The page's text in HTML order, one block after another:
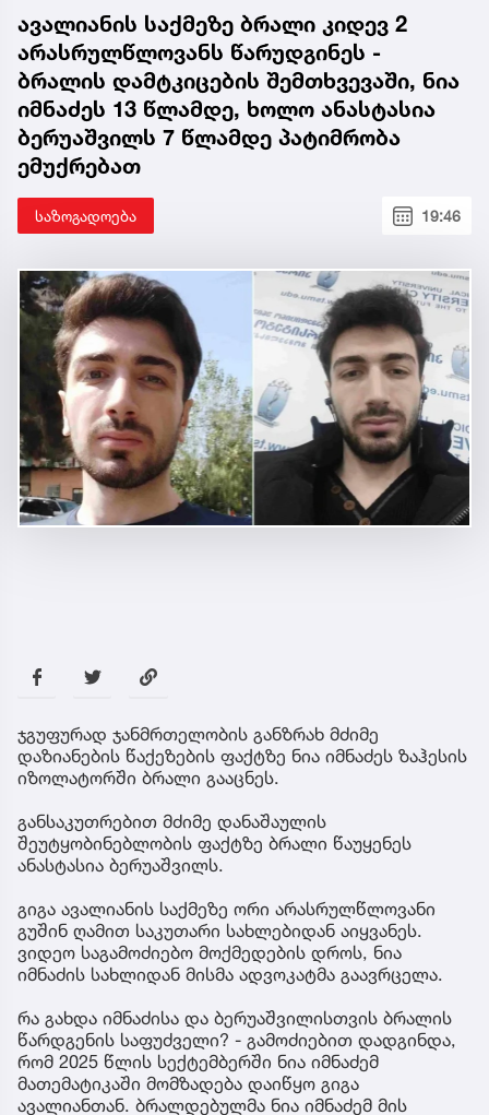
ავალიანის საქმეზე ბრალი კიდევ 2
არასრულწლოვანს წარუდგინეს -
ბრალის დამტკიცების შემთხვევაში, ნია
იმნაძეს 13 წლამდე, ხოლო ანასტასია
ბერუაშვილს 7 წლამდე პატიმრობა
ემუქრებათ
საზოგადოება 19:46
ჯგუფურად ჯანმრთელობის განზრახ მძიმე
დაზიანების წაქეზების ფაქტზე ნია იმნაძეს ზაჰესის
იზოლატორში ბრალი გააცნეს.
განსაკუთრებით მძიმე დანაშაულის
შეუტყობინებლობის ფაქტზე ბრალი წაუყენეს
ანასტასია ბერუაშვილს.
გიგა ავალიანის საქმეზე ორი არასრულწლოვანი
გუშინ ღამით საკუთარი სახლებიდან აიყვანეს.
ვიდეო საგამოძიებო მოქმედების დროს, ნია
იმნაძის სახლიდან მისმა ადვოკატმა გაავრცელა.
რა გახდა იმნაძისა და ბერუაშვილისთვის ბრალის
წარდგენის საფუძველი? - გამოძიებით დადგინდა,
რომ 2025 წლის სექტემბერში ნია იმნაძემ
მათემატიკაში მომზადება დაიწყო გიგა
ავალიანთან. ბრალდებულმა ნია იმნაძემ მის